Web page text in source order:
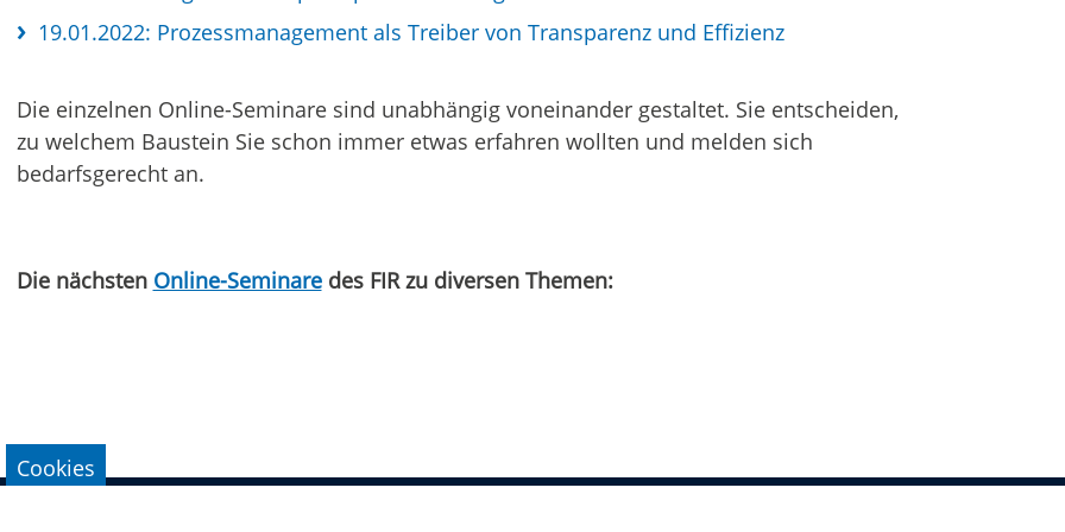
19.01.2022: Prozessmanagement als Treiber von Transparenz und Effizienz
Die einzelnen Online-Seminare sind unabhängig voneinander gestaltet. Sie entscheiden,
zu welchem Baustein Sie schon immer etwas erfahren wollten und melden sich
bedarfsgerecht an.
Die nächsten Online-Seminaredes FIR zu diversen Themen:
Cookies